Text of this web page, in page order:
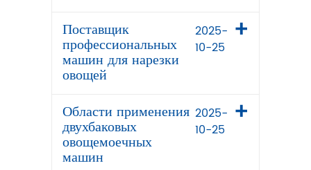
Поставщик
профессиональных
машин для нарезки
овощей
2025-
10-25
Области применения
двухбаковых
овощемоечных
машин
2025-
10-25